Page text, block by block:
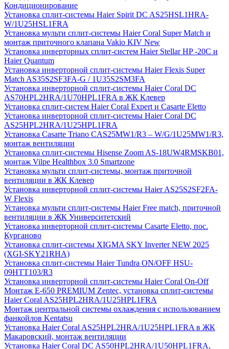
Кондиционирование
Установка сплит-системы Haier Spirit DC AS25HSL1HRA-
W/1U25HSL1FRA
Установка мульти сплит-системы Haier Coral Super Match и
монтаж приточного клапана Vakio KIV New
Установка инверторных сплит-систем Haier Stellar HP -20С и
Haier Quantum
Установка инверторной сплит-системы Haier Flexis Super
Match AS35S2SF3FA-G / 1U35S2SM3FA
Установка инверторной сплит-системы Haier Coral DC
AS70HPL2HRA/1U70HPL1FRA в ЖК Клевер
Установка сплит-систем Haier Coral Expert и Casarte Eletto
Установка инверторной сплит-системы Haier Coral DC
AS25HPL2HRA/1U25HPL1FRA
Установка Casarte Triano CAS25MW1/R3 – W/G/1U25MW1/R3,
монтаж вентиляции
Установка сплит-системы Hisense Zoom AS-18UW4RMSKB01,
монтаж Vilpe Healthbox 3.0 Smartzone
Установка мульти сплит-системы, монтаж приточной
вентиляции в ЖК Клевер
Установка инверторной сплит-системы Haier AS25S2SF2FA-
W Flexis
Установка мульти сплит-системы Haier Free match, приточной
вентиляции в ЖК Университетский
Установка инверторной сплит-системы Casarte Eletto, пос.
Курганово
Установка сплит-системы XIGMA SKY Inverter NEW 2025
(XGI-SKY21RHA)
Установка сплит-системы Haier Tundra ON/OFF HSU-
09HTT103/R3
Установка инверторной сплит-системы Haier Coral On-Off
Монтаж E-650 PREMIUM Zentec, установка сплит-системы
Haier Coral AS25HPL2HRA/1U25HPL1FRA
Монтаж центральной системы охлаждения с использованием
фанкойлов Kentatsu
Установка Haier Coral AS25HPL2HRA/1U25HPL1FRA в ЖК
Макаровский, монтаж вентиляции
Установка Haier Coral DC AS50HPL2HRA/1U50HPL1FRA,